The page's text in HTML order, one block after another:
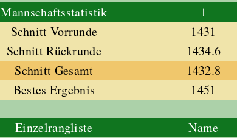
Mannschaftsstatistik 1
Schnitt Vorrunde
1431
Schnitt Rückrunde
1434.6
Schnitt Gesamt
1432.8
Bestes Ergebnis
1451
Einzelrangliste Name